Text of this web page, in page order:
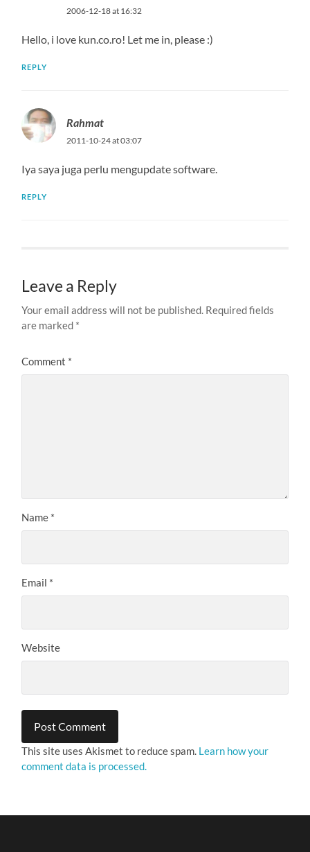
2006-12-18 at 16:32
Hello, i love kun.co.ro! Let me in, please :)
REPLY
Rahmat
2011-10-24 at 03:07
Iya saya juga perlu mengupdate software.
REPLY
Leave a Reply
Your email address will not be published. Required fields
are marked *
Comment *
Name *
Email *
Website
This site uses Akismet to reduce spam. Learn how your
comment data is processed.